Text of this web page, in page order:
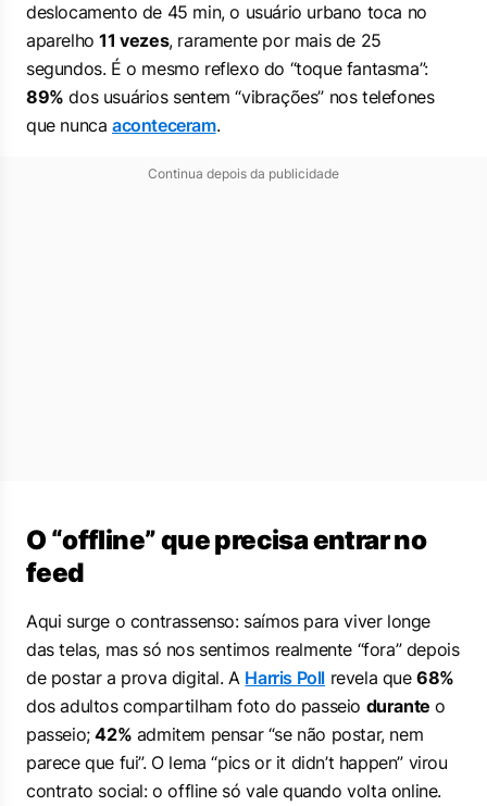
deslocamento de 45 min, o usuário urbano toca no
aparelho11 vezes, raramente por mais de 25
segundos. É o mesmo reflexo do “toque fantasma”:
89% dos usuários sentem “vibrações” nos telefones
que nunca aconteceram.
Continua depois da publicidade
O “offline” que precisa entrar no
feed
Aqui surge o contrassenso: saímos para viver longe
das telas, mas só nos sentimos realmente “fora” depois
de postar a prova digital. A Harris Poll revela que68%
dos adultos compartilham foto do passeio durante o
passeio;42% admitem pensar “se não postar, nem
parece que fui”. O lema“pics or it didn’t happen” virou
contrato social: o offline só vale quando volta online.